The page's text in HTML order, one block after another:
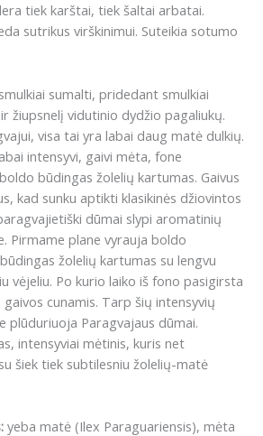
tiek karštai, tiek šaltai arbatai.
sutrikus virškinimui. Suteikia sotumo
sumalti, pridedant smulkiai
žiupsnelį vidutinio dydžio pagaliukų.
visa tai yra labai daug matė dulkių.
intensyvi, gaivi mėta, fone
būdingas žolelių kartumas. Gaivus
kad sunku aptikti klasikinės džiovintos
dūmai slypi aromatinių
Pirmame plane vyrauja boldo
žolelių kartumas su lengvu
vėjeliu. Po kurio laiko iš fono pasigirsta
cunamis. Tarp šių intensyvių
plūduriuoja Paragvajaus dūmai.
intensyviai mėtinis, kuris net
su šiek tiek subtilesniu žolelių-matė
yeba matė (Ilex Paraguariensis), mėta